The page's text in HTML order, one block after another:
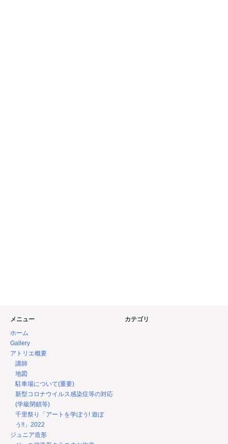
メニュー
ホーム
Gallery
アトリエ概要
講師
地図
駐車場について(重要)
新型コロナウイルス感染症等の対応
(学級閉鎖等)
千里祭り「アートを学ぼう! 遊ぼ
う!!」2022
ジュニア造形
カテゴリ